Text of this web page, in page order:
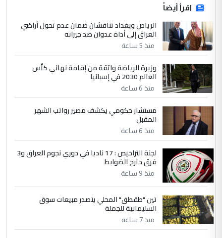
اقرأ أيضاً
الرياض وبغداد تناقشان ضمان عدم تحول أراضي
العراق إلى أداة عدوان ضد جيرانه
منذ 5 ساعة
وزيرة الرياضة واثقة من إقامة نهائي كأس
العالم 2030 في إسبانيا
منذ 6 ساعة
مستشار حكومي يكشف مصير رواتب الشهر
المقبل
منذ 6 ساعة
لجنة التراخيص : 17 ناديا في دوري نجوم العراق و3
فرق خارج الضوابط
منذ 9 ساعة
تين "طقطق" المحلي يتصدر مبيعات سوق
السليمانية للجملة
منذ 7 ساعة